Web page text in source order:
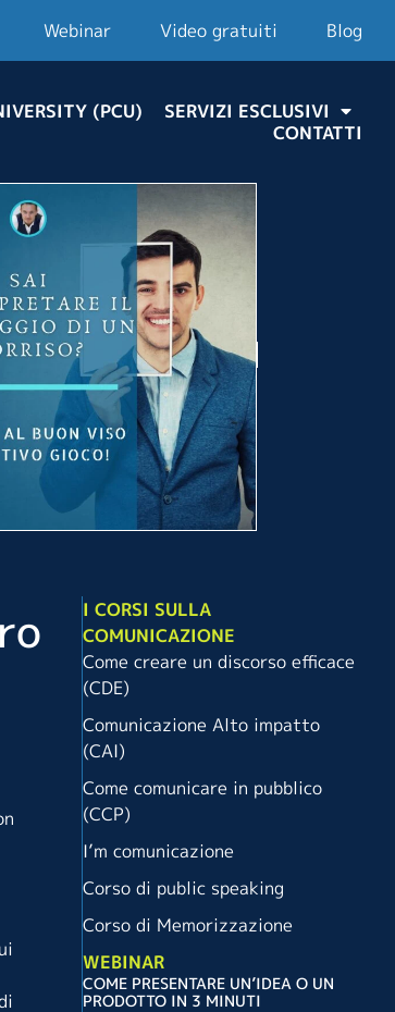
Webinar Video gratuiti Blog
(PCU)
SERVIZI ESCLUSIVI
CONTATTI
I CORSI SULLA
COMUNICAZIONE
Come creare un discorso efficace
(CDE)
Comunicazione Alto impatto
(CAI)
Come comunicare in pubblico
(CCP)
I’m comunicazione
Corso di public speaking
Corso di Memorizzazione
WEBINAR
COME PRESENTARE UN’IDEA O UN
PRODOTTO IN 3 MINUTI